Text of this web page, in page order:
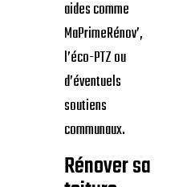
aides comme
MaPrimeRénov’,
l’éco-PTZ ou
d’éventuels
soutiens
communaux.
Rénover sa